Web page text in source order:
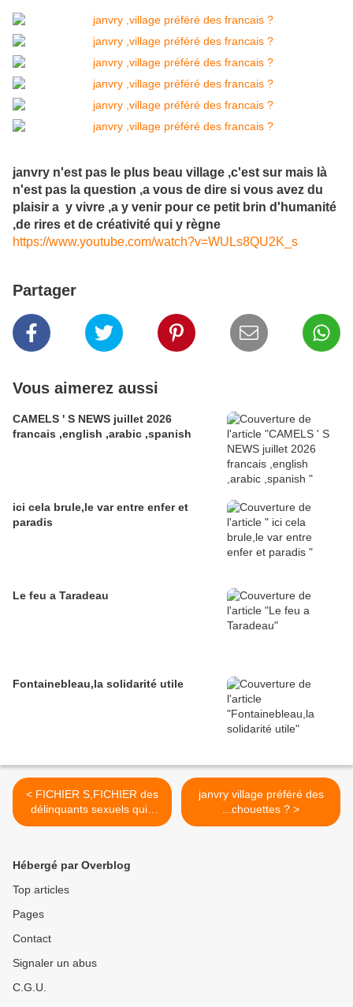
janvry n'est pas le plus beau village ,c'est sur mais là
n'est pas la question ,a vous de dire si vous avez du
plaisir a y vivre ,a y venir pour ce petit brin d'humanité
,de rires et de créativité qui y règne
https://www.youtube.com/watch?v=WULs8QU2K_s
Partager
Vous aimerez aussi
CAMELS ' S NEWS juillet 2026
francais ,english ,arabic ,spanish
ici cela brule,le var entre enfer et
paradis
Le feu a Taradeau
Fontainebleau,la solidarité utile
< FICHIER S,FICHIER des
délinquants sexuels quid
des maires ?
janvry village préféré des
...chouettes ? >
Hébergé par Overblog
Top articles
Pages
Contact
Signaler un abus
C.G.U.